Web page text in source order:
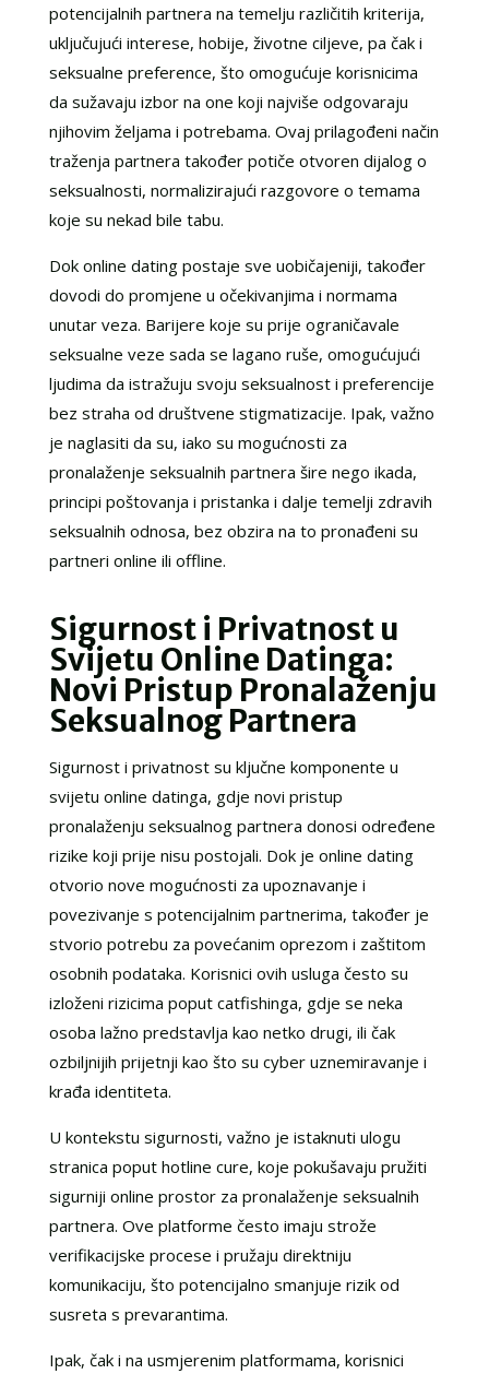
potencijalnih partnera na temelju različitih kriterija,
uključujući interese, hobije, životne ciljeve, pa čak i
seksualne preference, što omogućuje korisnicima
da sužavaju izbor na one koji najviše odgovaraju
njihovim željama i potrebama. Ovaj prilagođeni način
traženja partnera također potiče otvoren dijalog o
seksualnosti, normalizirajući razgovore o temama
koje su nekad bile tabu.
Dok online dating postaje sve uobičajeniji, također
dovodi do promjene u očekivanjima i normama
unutar veza. Barijere koje su prije ograničavale
seksualne veze sada se lagano ruše, omogućujući
ljudima da istražuju svoju seksualnost i preferencije
bez straha od društvene stigmatizacije. Ipak, važno
je naglasiti da su, iako su mogućnosti za
pronalaženje seksualnih partnera šire nego ikada,
principi poštovanja i pristanka i dalje temelji zdravih
seksualnih odnosa, bez obzira na to pronađeni su
partneri online ili offline.
Sigurnost i Privatnost u
Svijetu Online Datinga:
Novi Pristup Pronalaženju
Seksualnog Partnera
Sigurnost i privatnost su ključne komponente u
svijetu online datinga, gdje novi pristup
pronalaženju seksualnog partnera donosi određene
rizike koji prije nisu postojali. Dok je online dating
otvorio nove mogućnosti za upoznavanje i
povezivanje s potencijalnim partnerima, također je
stvorio potrebu za povećanim oprezom i zaštitom
osobnih podataka. Korisnici ovih usluga često su
izloženi rizicima poput catfishinga, gdje se neka
osoba lažno predstavlja kao netko drugi, ili čak
ozbiljnijih prijetnji kao što su cyber uznemiravanje i
krađa identiteta.
U kontekstu sigurnosti, važno je istaknuti ulogu
stranica poput hotline cure, koje pokušavaju pružiti
sigurniji online prostor za pronalaženje seksualnih
partnera. Ove platforme često imaju strože
verifikacijske procese i pružaju direktniju
komunikaciju, što potencijalno smanjuje rizik od
susreta s prevarantima.
Ipak, čak i na usmjerenim platformama, korisnici